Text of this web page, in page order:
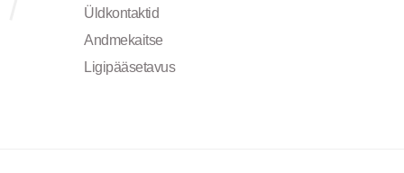
Üldkontaktid
Andmekaitse
Ligipääsetavus